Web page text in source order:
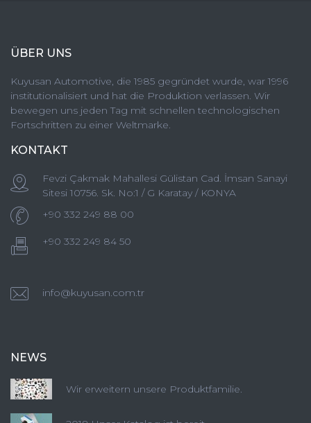
ÜBER UNS
Kuyusan Automotive, die 1985 gegründet wurde, war 1996
institutionalisiert und hat die Produktion verlassen. Wir
bewegen uns jeden Tag mit schnellen technologischen
Fortschritten zu einer Weltmarke.
KONTAKT
Fevzi Çakmak Mahallesi Gülistan Cad. İmsan Sanayi
Sitesi 10756. Sk. No:1 / G Karatay / KONYA
+90 332 249 88 00
+90 332 249 84 50
info@kuyusan.com.tr
NEWS
Wir erweitern unsere Produktfamilie.